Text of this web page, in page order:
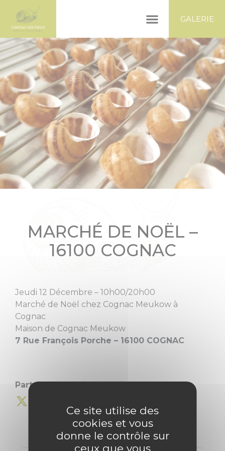
GALERIE
MARCHÉ DE NOËL –
16100 COGNAC
Jeudi 12 Décembre – 10h00/20h00
Marché de Noël chez Cognac Meukow à
Cognac
Maison de Cognac Meukow
7 Rue François Porche – 16100 COGNAC
Partagez cette information :
Ce site utilise des
cookies et vous
donne le contrôle sur
ceux que vous